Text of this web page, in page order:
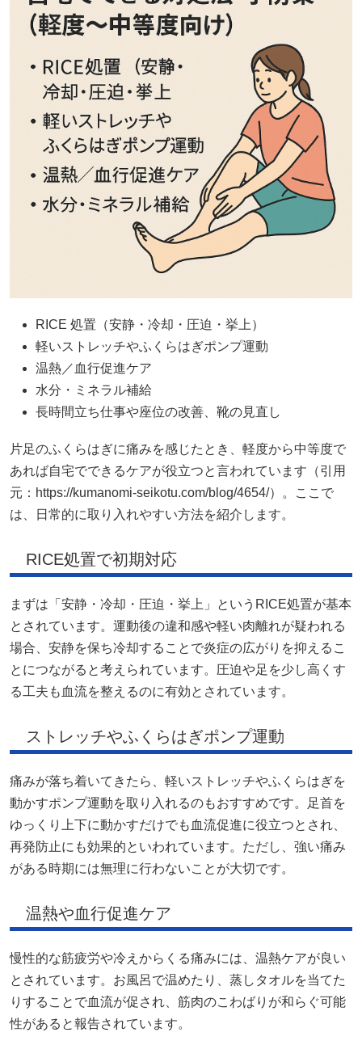
RICE 処置（安静・冷却・圧迫・挙上）
軽いストレッチやふくらはぎポンプ運動
温熱／血行促進ケア
水分・ミネラル補給
長時間立ち仕事や座位の改善、靴の見直し
片足のふくらはぎに痛みを感じたとき、軽度から中等度で
あれば自宅でできるケアが役立つと言われています（引用
元：https://kumanomi-seikotu.com/blog/4654/）。ここで
は、日常的に取り入れやすい方法を紹介します。
RICE処置で初期対応
まずは「安静・冷却・圧迫・挙上」というRICE処置が基本
とされています。運動後の違和感や軽い肉離れが疑われる
場合、安静を保ち冷却することで炎症の広がりを抑えるこ
とにつながると考えられています。圧迫や足を少し高くす
る工夫も血流を整えるのに有効とされています。
ストレッチやふくらはぎポンプ運動
痛みが落ち着いてきたら、軽いストレッチやふくらはぎを
動かすポンプ運動を取り入れるのもおすすめです。足首を
ゆっくり上下に動かすだけでも血流促進に役立つとされ、
再発防止にも効果的といわれています。ただし、強い痛み
がある時期には無理に行わないことが大切です。
温熱や血行促進ケア
慢性的な筋疲労や冷えからくる痛みには、温熱ケアが良い
とされています。お風呂で温めたり、蒸しタオルを当てた
りすることで血流が促され、筋肉のこわばりが和らぐ可能
性があると報告されています。